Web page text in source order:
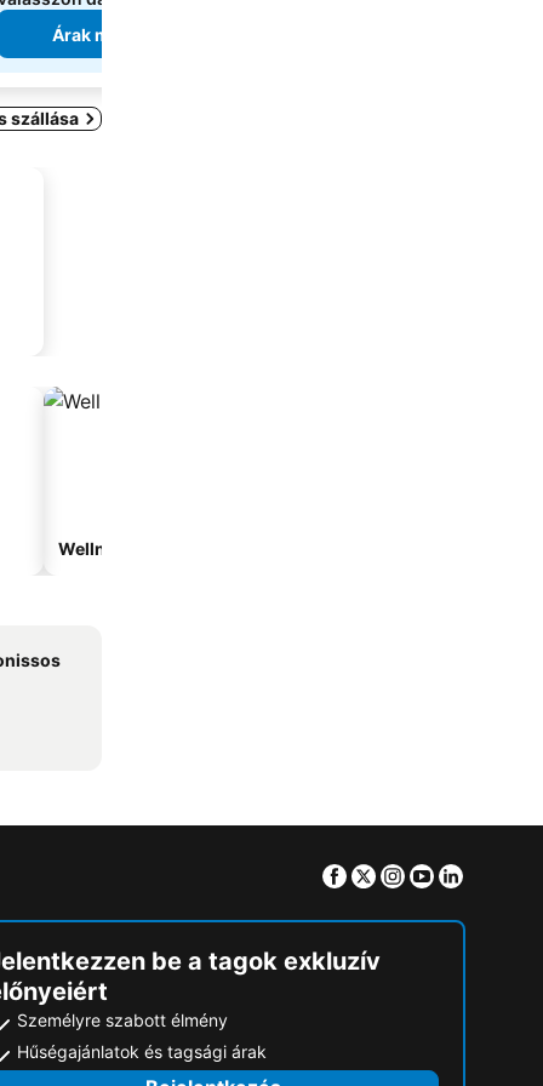
Árak megjelenítése
szállása
Wellnesshotelek
Facebook
TwitterInstagram
Youtube
be a tagok exkluzív
Személyre szabott élmény
Hűségajánlatok és tagsági árak